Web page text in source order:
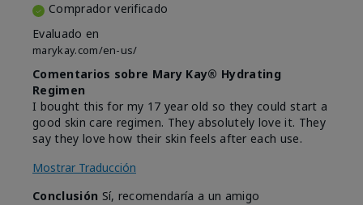
Comprador verificado
Evaluado en
marykay.com/en-us/
Comentarios sobre Mary Kay® Hydrating
Regimen
I bought this for my 17 year old so they could start a
good skin care regimen. They absolutely love it. They
say they love how their skin feels after each use.
Mostrar Traducción
Conclusión Sí, recomendaría a un amigo